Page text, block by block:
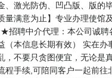
、激光防伪、凹凸版、版的
量满意为止】专业办理使
聘中介代理：本公司诚聘
（本信息长期有效） 实在
，不要只贪图便宜，无论
程手续,可陪同客户一起前